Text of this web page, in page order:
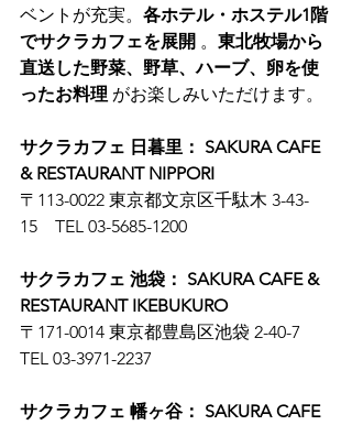
ベントが充実。 各ホテル・ホステル1階
でサクラカフェを展開 。 東北牧場から
直送した野菜、野草、ハーブ、卵を使
ったお料理 がお楽しみいただけます。
サクラカフェ 日暮里： SAKURA CAFE
& RESTAURANT NIPPORI
〒113-0022 東京都文京区千駄木 3-43-
15　TEL 03-5685-1200
サクラカフェ 池袋： SAKURA CAFE &
RESTAURANT IKEBUKURO
〒171-0014 東京都豊島区池袋 2-40-7
TEL 03-3971-2237
サクラカフェ 幡ヶ谷： SAKURA CAFE